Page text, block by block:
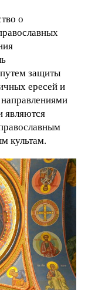
о
защиты
ересей и
являются
культам.